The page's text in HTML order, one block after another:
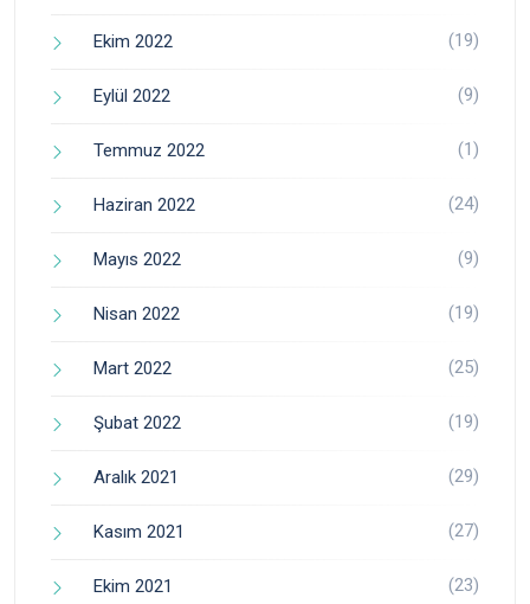
Ekim 2022 (19)
Eylül 2022 (9)
Temmuz 2022 (1)
Haziran 2022 (24)
Mayıs 2022 (9)
Nisan 2022 (19)
Mart 2022 (25)
Şubat 2022 (19)
Aralık 2021 (29)
Kasım 2021 (27)
Ekim 2021 (23)